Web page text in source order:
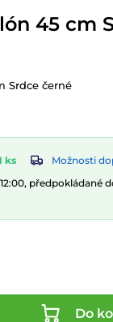
45 cm
Srdce černé
ks
Možnosti
předpokládané
Do